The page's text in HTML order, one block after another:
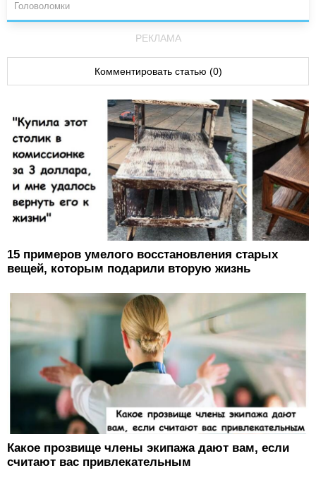
Головоломки
РЕКЛАМА
Комментировать статью (0)
15 примеров умелого восстановления старых
вещей, которым подарили вторую жизнь
Какое прозвище члены экипажа дают вам, если
считают вас привлекательным